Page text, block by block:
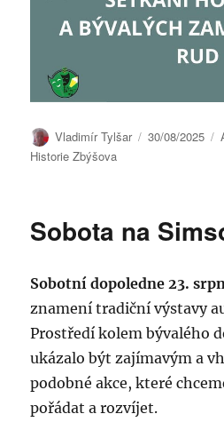
Autor:
Vladimír Tylšar Publikováno:
30/08/2025
Historie Zbýšova
Sobota na
Sobotní dopoledne 23.
znamení tradiční výstavy
Prostředí kolem bývalého
ukázalo být zajímavým a
podobné akce, které
pořádat a rozvíjet.